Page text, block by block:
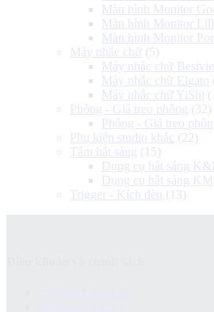
Màn hình Monitor
Màn hình Monitor
Màn hình Monitor
Máy nhắc chữ (5)
Máy nhắc chữ
Máy nhắc chữ Elgato
Máy nhắc chữ YiShi
Phông - Giá treo phông (32)
Phông - Giá treo
Phụ kiện studio khác (22)
Tấm hắt sáng (15)
Dụng cụ hắt sáng
Dụng cụ hắt sáng KM
Trigger - Kích đèn
(13)